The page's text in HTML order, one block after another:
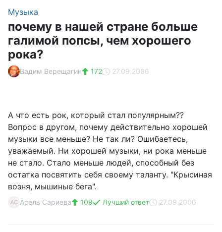
Музыка
почему в нашей стране больше
галимой попсы, чем хорошего
рока?
Вадим Верещагин 172 27.09.2006
А что есть рок, который стал популярным??
Вопрос в другом, почему действительно хорошей
музыки все меньше? Не так ли? Ошибаетесь,
уважаемый. Ни хорошей музыки, ни рока меньше
не стало. Стало меньше людей, способный без
остатка посвятить себя своему таланту. "Крысиная
возня, мышиные бега".
АС Асель Сариева 109 Лучший ответ 27.09.2006